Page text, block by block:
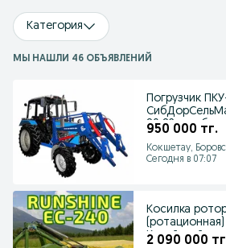
Категория
МЫ НАШЛИ 46 ОБЪЯВЛЕНИЙ
Погрузчик
80 82 под
950 000 тг.
Кокшетау,
Сегодня в 07:07
Косилка
Китайский
2 090 000